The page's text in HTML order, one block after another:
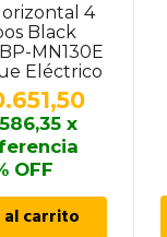
4
Black
MN130E
Eléctrico
HP
x
OFF
carrito